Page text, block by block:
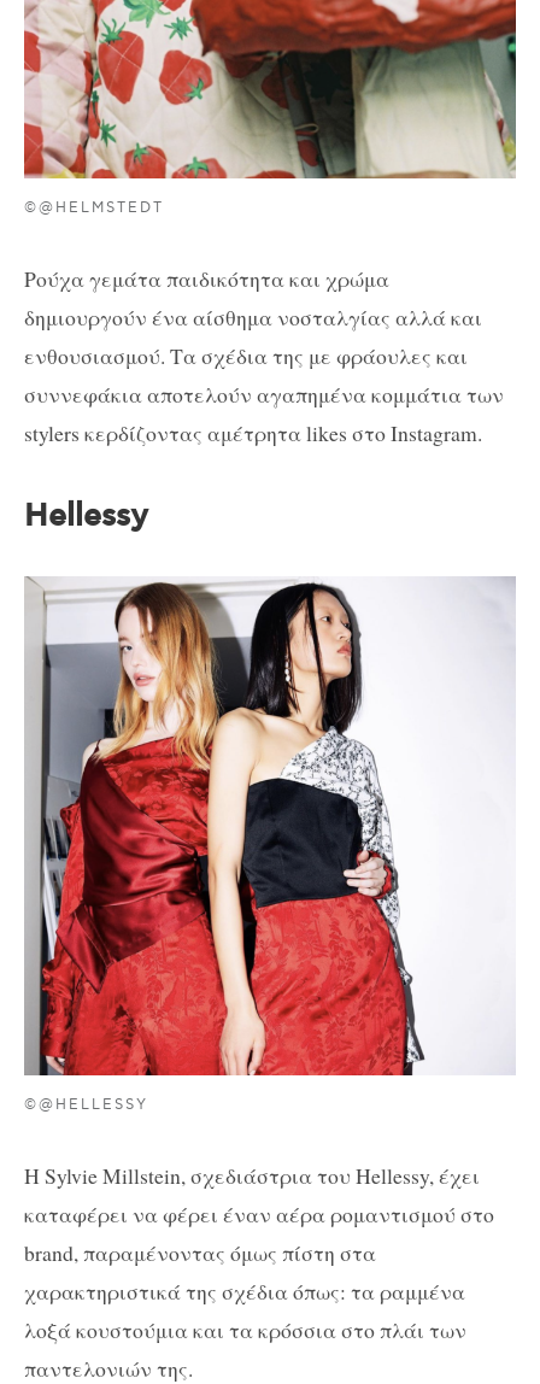
©@HELMSTEDT
Ρούχα γεμάτα παιδικότητα και χρώμα
δημιουργούν ένα αίσθημα νοσταλγίας αλλά και
ενθουσιασμού. Τα σχέδια της με φράουλες και
συννεφάκια αποτελούν αγαπημένα κομμάτια των
stylers κερδίζοντας αμέτρητα likes στο Instagram.
Hellessy
©@HELLESSY
Η Sylvie Millstein, σχεδιάστρια του Hellessy, έχει
καταφέρει να φέρει έναν αέρα ρομαντισμού στο
brand, παραμένοντας όμως πίστη στα
χαρακτηριστικά της σχέδια όπως: τα ραμμένα
λοξά κουστούμια και τα κρόσσια στο πλάι των
παντελονιών της.